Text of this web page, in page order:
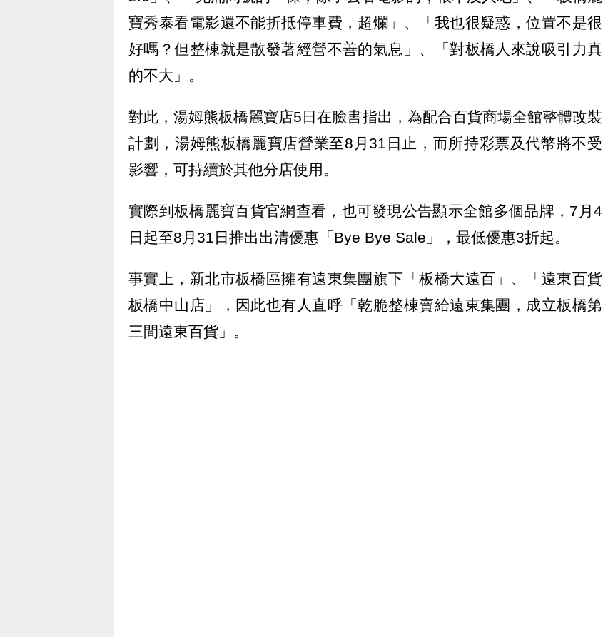
寶秀泰看電影還不能折抵停車費，超爛」、「我也很疑惑，位置不是很
好嗎？但整棟就是散發著經營不善的氣息」、「對板橋人來說吸引力真
的不大」。
對此，湯姆熊板橋麗寶店5日在臉書指出，為配合百貨商場全館整體改裝
計劃，湯姆熊板橋麗寶店營業至8月31日止，而所持彩票及代幣將不受
影響，可持續於其他分店使用。
實際到板橋麗寶百貨官網查看，也可發現公告顯示全館多個品牌，7月4
日起至8月31日推出出清優惠「Bye Bye Sale」，最低優惠3折起。
事實上，新北市板橋區擁有遠東集團旗下「板橋大遠百」、「遠東百貨
板橋中山店」，因此也有人直呼「乾脆整棟賣給遠東集團，成立板橋第
三間遠東百貨」。